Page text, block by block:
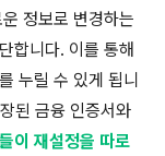
정보로 변경하는
합니다. 이를 통해
누릴 수 있게 됩니
된 금융 인증서와
이 재설정을 따로